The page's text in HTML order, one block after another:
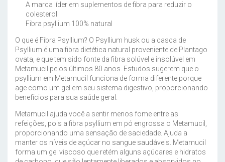
A marca líder em suplementos de fibra para reduzir o
colesterol
Fibra psyllium 100% natural
O que é Fibra Psyllium? O Psyllium husk ou a casca de
Psyllium é uma fibra dietética natural proveniente de Plantago
ovata, e que tem sido fonte da fibra solúvel e insolúvel em
Metamucil pelos últimos 80 anos. Estudos sugerem que o
psyllium em Metamucil funciona de forma diferente porque
age como um gel em seu sistema digestivo, proporcionando
benefícios para sua saúde geral.
Metamucil ajuda você a sentir menos fome entre as
refeições, pois a fibra psyllium em pó engrossa o Metamucil,
proporcionando uma sensação de saciedade. Ajuda a
manter os níveis de açúcar no sangue saudáveis. Metamucil
forma um gel viscoso que retém alguns açúcares e hidratos